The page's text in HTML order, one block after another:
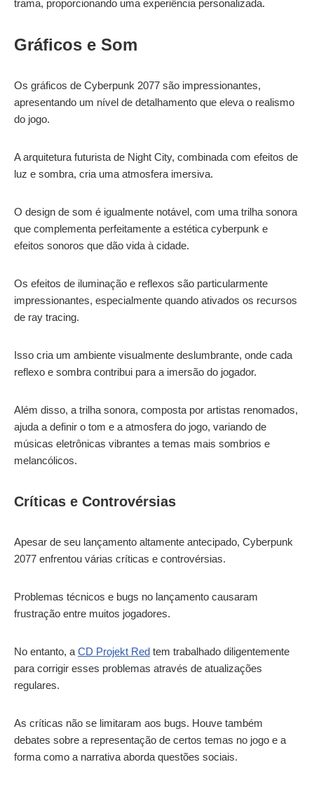
trama, proporcionando uma experiência personalizada.
Gráficos e Som
Os gráficos de Cyberpunk 2077 são impressionantes,
apresentando um nível de detalhamento que eleva o realismo
do jogo.
A arquitetura futurista de Night City, combinada com efeitos de
luz e sombra, cria uma atmosfera imersiva.
O design de som é igualmente notável, com uma trilha sonora
que complementa perfeitamente a estética cyberpunk e
efeitos sonoros que dão vida à cidade.
Os efeitos de iluminação e reflexos são particularmente
impressionantes, especialmente quando ativados os recursos
de ray tracing.
Isso cria um ambiente visualmente deslumbrante, onde cada
reflexo e sombra contribui para a imersão do jogador.
Além disso, a trilha sonora, composta por artistas renomados,
ajuda a definir o tom e a atmosfera do jogo, variando de
músicas eletrônicas vibrantes a temas mais sombrios e
melancólicos.
Críticas e Controvérsias
Apesar de seu lançamento altamente antecipado, Cyberpunk
2077 enfrentou várias críticas e controvérsias.
Problemas técnicos e bugs no lançamento causaram
frustração entre muitos jogadores.
No entanto, a CD Projekt Red tem trabalhado diligentemente
para corrigir esses problemas através de atualizações
regulares.
As críticas não se limitaram aos bugs. Houve também
debates sobre a representação de certos temas no jogo e a
forma como a narrativa aborda questões sociais.